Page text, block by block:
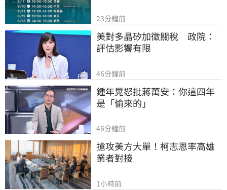
23分鐘前
美對多晶矽加徵關稅　政院：
評估影響有限
46分鐘前
鍾年晃怒批蔣萬安：你這四年
是「偷來的」
46分鐘前
搶攻美方大單！柯志恩率高雄
業者對接
1小時前